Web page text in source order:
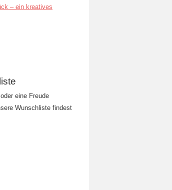
– ein kreatives
eine Freude
Wunschliste findest